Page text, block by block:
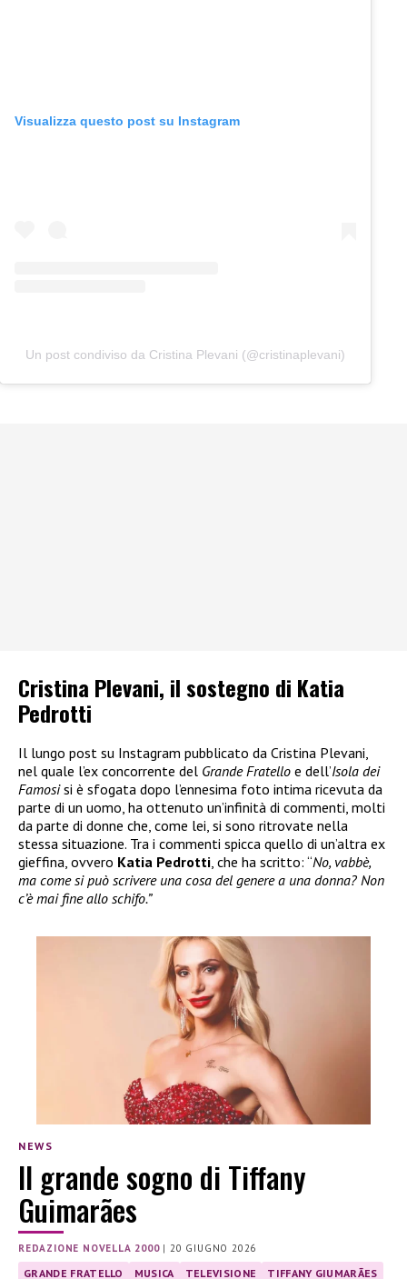
Visualizza questo post su Instagram
Un post condiviso da Cristina Plevani (@cristinaplevani)
Cristina Plevani, il sostegno di Katia
Pedrotti
Il lungo post su Instagram pubblicato da Cristina Plevani,
nel quale l’ex concorrente del Grande Fratello e dell’Isola dei
Famosisi è sfogata dopo l’ennesima foto intima ricevuta da
parte di un uomo, ha ottenuto un’infinità di commenti, molti
da parte di donne che, come lei, si sono ritrovate nella
stessa situazione. Tra i commenti spicca quello di un’altra ex
gieffina, ovvero Katia Pedrotti, che ha scritto: “No, vabbè,
ma come si può scrivere una cosa del genere a una donna? Non
c’è mai fine allo schifo.”
NEWS
Il grande sogno di Tiffany
Guimarães
REDAZIONE NOVELLA 2000|20 GIUGNO 2026
GRANDE FRATELLO MUSICA TELEVISIONE TIFFANY GIUMARÃES